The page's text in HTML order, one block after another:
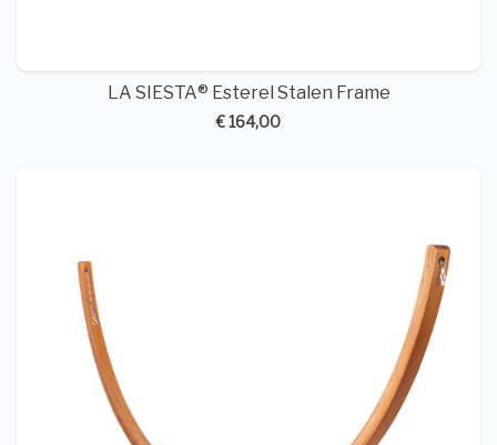
LA SIESTA® Esterel Stalen Frame
€ 164,00